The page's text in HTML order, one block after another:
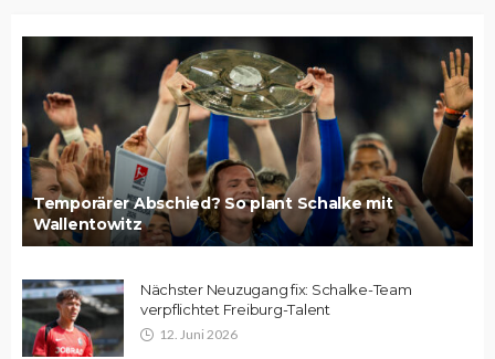
Temporärer Abschied? So plant Schalke mit
Wallentowitz
Nächster Neuzugang fix: Schalke-Team
verpflichtet Freiburg-Talent
12. Juni 2026